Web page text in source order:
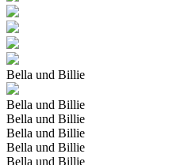
Bella und Billie
Bella und Billie
Bella und Billie
Bella und Billie
Bella und Billie
Bella und Billie